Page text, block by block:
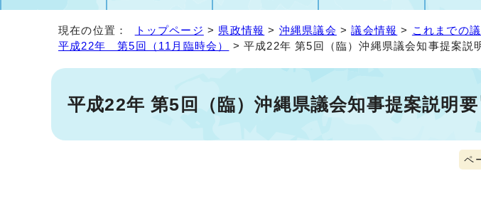
現在の位置： トップページ > 県政情報 > 沖縄県議会 >議会情報 > これまでの
平成22年 第5回（11月臨時会）
> 平成22年 第5回（臨）沖縄県議会知事提案説
平成22年 第5回（臨）沖縄県議会知事提案説明要
ペ